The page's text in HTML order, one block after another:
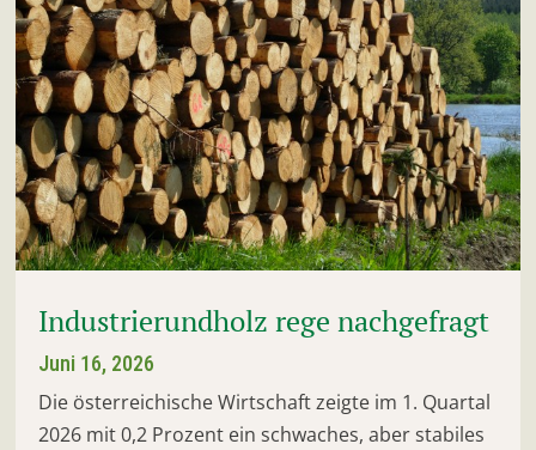
Industrierundholz rege nachgefragt
Juni 16, 2026
Die österreichische Wirtschaft zeigte im 1. Quartal
2026 mit 0,2 Prozent ein schwaches, aber stabiles